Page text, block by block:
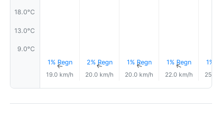
18.0°C
13.0°C
9.0°C
1% Regn
↑
19.0 km/h
2% Regn
↑
20.0 km/h
1% Regn
↑
20.0 km/h
1% Regn
↑
22.0 km/h
1%
25.0